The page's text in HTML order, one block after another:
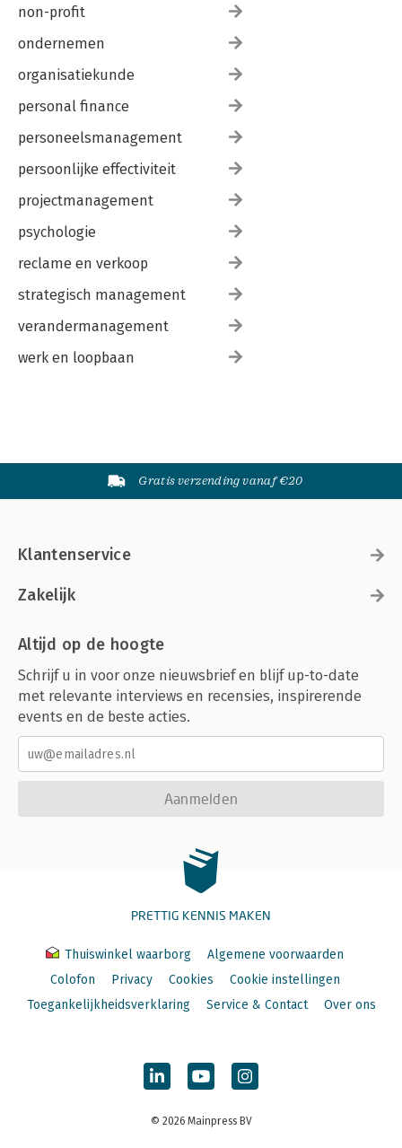
non-profit
ondernemen
organisatiekunde
personal finance
personeelsmanagement
persoonlijke effectiviteit
projectmanagement
psychologie
reclame en verkoop
strategisch management
verandermanagement
werk en loopbaan
Gratis verzending vanaf €20
Klantenservice
Zakelijk
Altijd op de hoogte
Schrijf u in voor onze nieuwsbrief en blijf up-to-date
met relevante interviews en recensies, inspirerende
events en de beste acties.
Aanmelden
PRETTIG KENNIS MAKEN
Thuiswinkel waarborg
Algemene voorwaarden
Colofon
Privacy Cookies
Cookie instellingen
Toegankelijkheidsverklaring
Service & Contact Over ons
© 2026 Mainpress BV